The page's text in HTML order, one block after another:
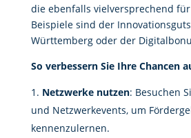
die ebenfalls vielversprechend
Beispiele sind der
Württemberg oder der
So verbessern Sie Ihre Chancen
Netzwerke nutzen: Besuchen
und Netzwerkevents, um
kennenzulernen.